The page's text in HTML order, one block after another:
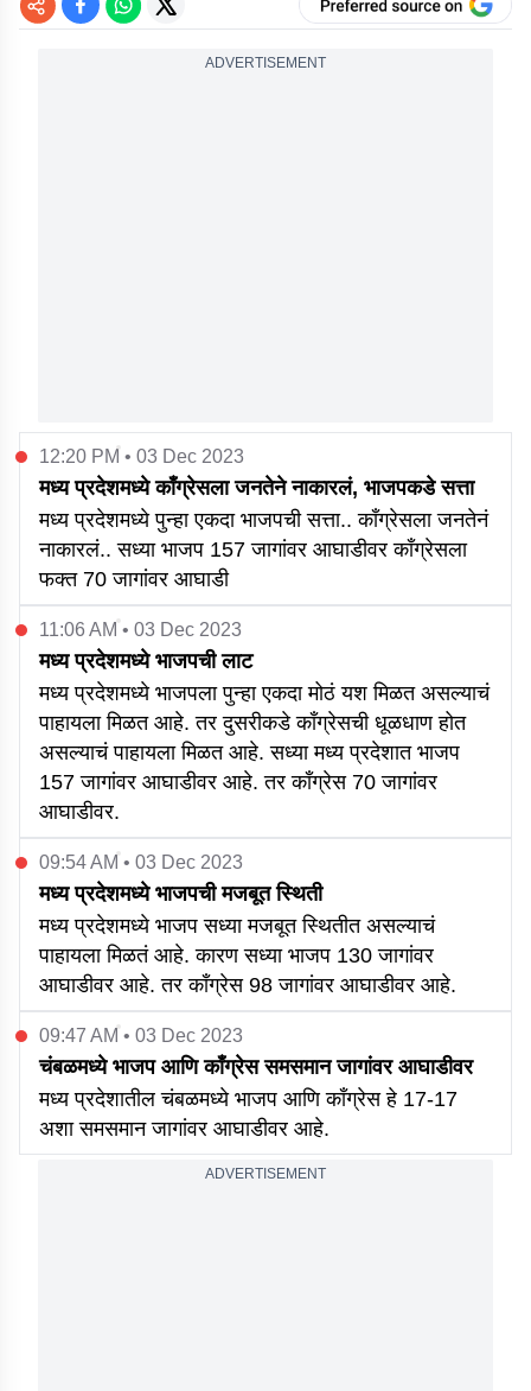
ADVERTISEMENT
12:20 PM • 03 Dec 2023
मध्य प्रदेशमध्ये काँग्रेसला जनतेने नाकारलं, भाजपकडे सत्ता
मध्य प्रदेशमध्ये पुन्हा एकदा भाजपची सत्ता.. काँग्रेसला जनतेनं
नाकारलं.. सध्या भाजप 157 जागांवर आघाडीवर काँग्रेसला
फक्त 70 जागांवर आघाडी
11:06 AM • 03 Dec 2023
मध्य प्रदेशमध्ये भाजपची लाट
मध्य प्रदेशमध्ये भाजपला पुन्हा एकदा मोठं यश मिळत असल्याचं
पाहायला मिळत आहे. तर दुसरीकडे काँग्रेसची धूळधाण होत
असल्याचं पाहायला मिळत आहे. सध्या मध्य प्रदेशात भाजप
157 जागांवर आघाडीवर आहे. तर काँग्रेस 70 जागांवर
आघाडीवर.
09:54 AM • 03 Dec 2023
मध्य प्रदेशमध्ये भाजपची मजबूत स्थिती
मध्य प्रदेशमध्ये भाजप सध्या मजबूत स्थितीत असल्याचं
पाहायला मिळतं आहे. कारण सध्या भाजप 130 जागांवर
आघाडीवर आहे. तर काँग्रेस 98 जागांवर आघाडीवर आहे.
09:47 AM • 03 Dec 2023
चंबळमध्ये भाजप आणि काँग्रेस समसमान जागांवर आघाडीवर
मध्य प्रदेशातील चंबळमध्ये भाजप आणि काँग्रेस हे 17-17
अशा समसमान जागांवर आघाडीवर आहे.
ADVERTISEMENT